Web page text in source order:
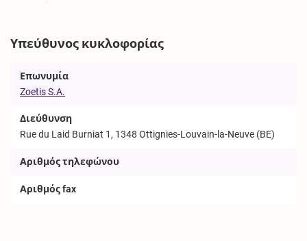
Υπεύθυνος κυκλοφορίας
Επωνυμία
Zoetis S.A.
Διεύθυνση
Rue du Laid Burniat 1, 1348 Ottignies-Louvain-la-Neuve (BE)
Αριθμός τηλεφώνου
Αριθμός fax